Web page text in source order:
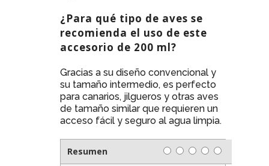
¿Para qué tipo de aves se
recomienda el uso de este
accesorio de 200 ml?
Gracias a su diseño convencional y
su tamaño intermedio, es perfecto
para canarios, jilgueros y otras aves
de tamaño similar que requieren un
acceso fácil y seguro al agua limpia.
Resumen